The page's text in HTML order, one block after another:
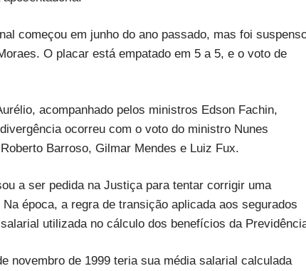
começou em junho do ano passado, mas foi
O placar está empatado em 5 a 5, e o voto de
acompanhado pelos ministros Edson Fachin,
ocorreu com o voto do ministro Nunes
Barroso, Gilmar Mendes e Luiz Fux.
a ser pedida na Justiça para tentar corrigir uma
época, a regra de transição aplicada aos segurados
utilizada no cálculo dos benefícios da
novembro de 1999 teria sua média salarial calculada